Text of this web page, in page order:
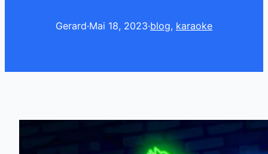
Gerard·Mai 18, 2023·blog, karaoke